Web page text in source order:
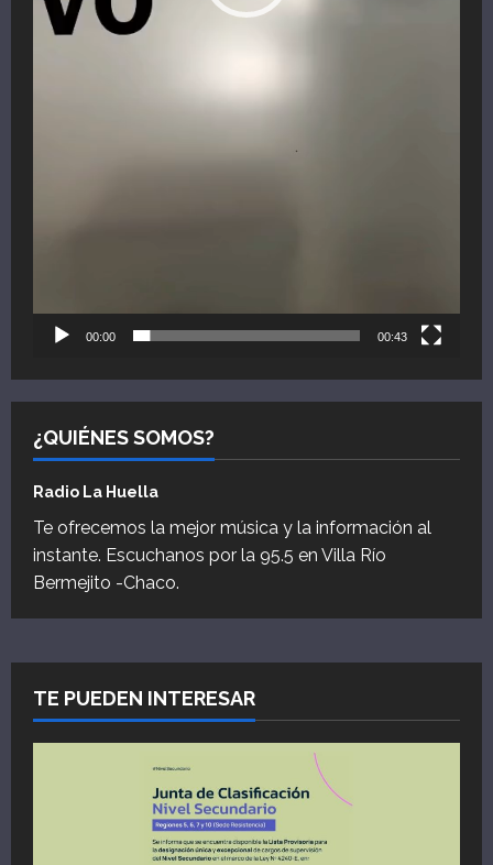
00:00 00:43
¿QUIÉNES SOMOS?
Radio La Huella
Te ofrecemos la mejor música y la información al
instante. Escuchanos por la 95.5 en Villa Río
Bermejito -Chaco.
TE PUEDEN INTERESAR